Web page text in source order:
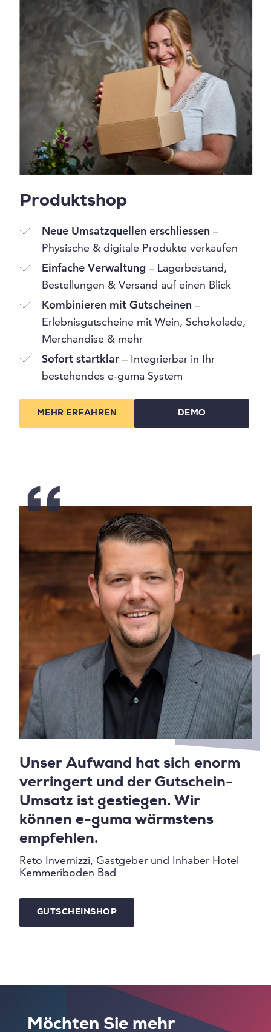
Produktshop
Neue Umsatzquellen erschliessen –
Physische & digitale Produkte verkaufen
Einfache Verwaltung – Lagerbestand,
Bestellungen & Versand auf einen Blick
Kombinieren mit Gutscheinen –
Erlebnisgutscheine mit Wein, Schokolade,
Merchandise & mehr
Sofort startklar – Integrierbar in Ihr
bestehendes e-guma System
MEHR ERFAHREN DEMO
Unser Aufwand hat sich enorm
verringert und der Gutschein-
Umsatz ist gestiegen. Wir
können e-guma wärmstens
empfehlen.
Reto Invernizzi, Gastgeber und Inhaber Hotel
Kemmeriboden Bad
GUTSCHEINSHOP
Möchten Sie mehr